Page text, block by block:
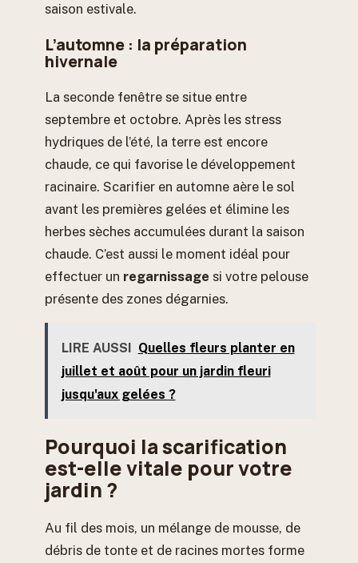
saison estivale.
L’automne : la préparation
hivernale
La seconde fenêtre se situe entre
septembre et octobre. Après les stress
hydriques de l’été, la terre est encore
chaude, ce qui favorise le développement
racinaire. Scarifier en automne aère le sol
avant les premières gelées et élimine les
herbes sèches accumulées durant la saison
chaude. C’est aussi le moment idéal pour
effectuer un regarnissage si votre pelouse
présente des zones dégarnies.
LIRE AUSSI Quelles fleurs planter en
juillet et août pour un jardin fleuri
jusqu'aux gelées ?
Pourquoi la scarification
est-elle vitale pour votre
jardin ?
Au fil des mois, un mélange de mousse, de
débris de tonte et de racines mortes forme